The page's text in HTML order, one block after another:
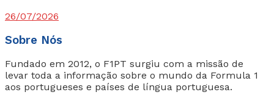
26/07/2026
Sobre Nós
Fundado em 2012, o F1PT surgiu com a missão de
levar toda a informação sobre o mundo da Formula 1
aos portugueses e países de língua portuguesa.